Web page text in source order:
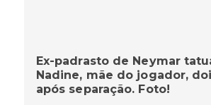
Ex-padrasto de Neymar
Nadine, mãe do jogador,
após separação. Foto!